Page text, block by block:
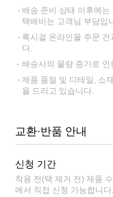
배송 준비 상태 이후에
택배비는 고객님 부담입
록시걸 온라인몰 주문
다.
배송사의 물량 증가로 인
제품 품절 및 디테일, 소
을 드리고 있습니다.
교환·반품 안내
신청 기간
착용 전(택 제거 전) 제품
에서 직접 신청 가능합니다.